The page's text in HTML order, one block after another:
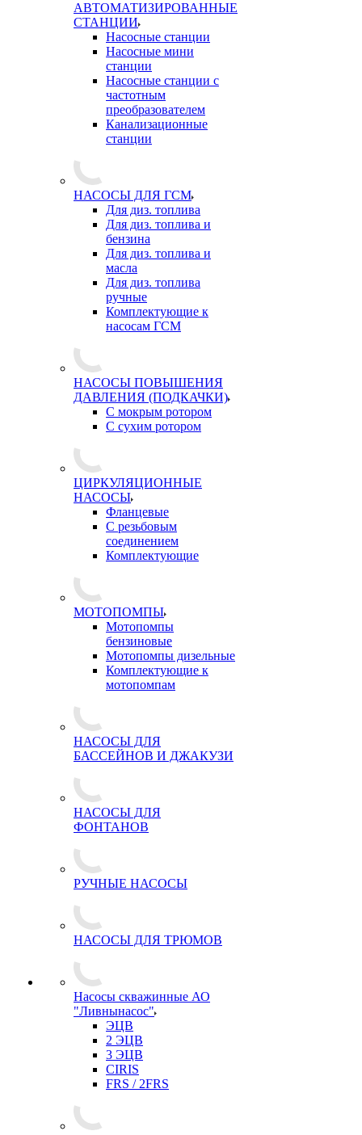
АВТОМАТИЗИРОВАННЫЕ
СТАНЦИИ
Насосные станции
Насосные мини
станции
Насосные станции с
частотным
преобразователем
Канализационные
станции
НАСОСЫ ДЛЯ ГСМ
Для диз. топлива
Для диз. топлива и
бензина
Для диз. топлива и
масла
Для диз. топлива
ручные
Комплектующие к
насосам ГСМ
НАСОСЫ ПОВЫШЕНИЯ
ДАВЛЕНИЯ (ПОДКАЧКИ)
С мокрым ротором
С сухим ротором
ЦИРКУЛЯЦИОННЫЕ
НАСОСЫ
Фланцевые
С резьбовым
соединением
Комплектующие
МОТОПОМПЫ
Мотопомпы
бензиновые
Мотопомпы дизельные
Комплектующие к
мотопомпам
НАСОСЫ ДЛЯ
БАССЕЙНОВ И ДЖАКУЗИ
НАСОСЫ ДЛЯ
ФОНТАНОВ
РУЧНЫЕ НАСОСЫ
НАСОСЫ ДЛЯ ТРЮМОВ
Насосы скважинные АО
"Ливнынасос"
ЭЦВ
2 ЭЦВ
3 ЭЦВ
CIRIS
FRS / 2FRS